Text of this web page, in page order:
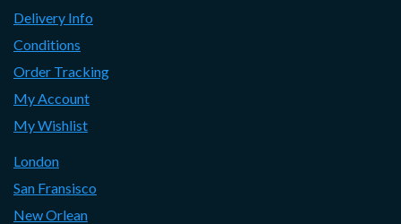
Delivery Info
Conditions
Order Tracking
My Account
My Wishlist
London
San Fransisco
New Orlean